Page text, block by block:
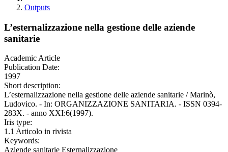
Outputs
L’esternalizzazione nella gestione delle aziende
sanitarie
Academic Article
Publication Date:
1997
Short description:
L’esternalizzazione nella gestione delle aziende sanitarie / Marinò,
Ludovico. - In: ORGANIZZAZIONE SANITARIA. - ISSN 0394-
283X. - anno XXI:6(1997).
Iris type:
1.1 Articolo in rivista
Keywords:
Aziende sanitarie Esternalizzazione